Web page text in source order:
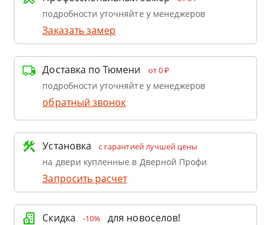
подробности уточняйте у менеджеров
Заказать замер
Доставка по Тюмени от 0 ₽
подробности уточняйте у менеджеров
обратный звонок
Установка с гарантией лучшей цены
на двери купленные в Дверной Профи
Запросить расчет
Скидка -10% для новоселов!